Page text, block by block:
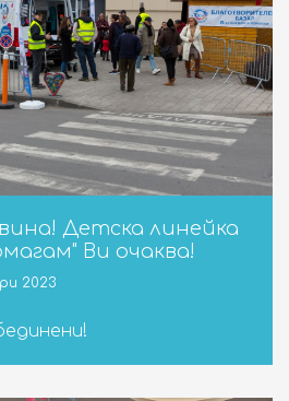
Детска линейка
Ви очаква!
2023